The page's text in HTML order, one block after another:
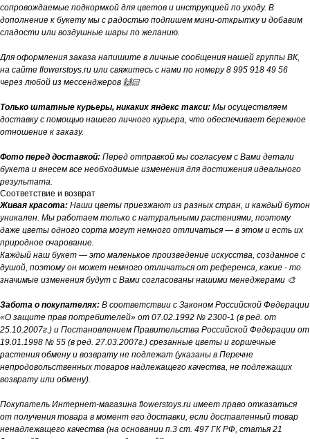
сопровождаемые подкормкой для цветов и инструкцией по уходу. В
дополнение к букету мы с радостью подпишем мини-открытку и добавим
сладости или воздушные шары по желанию.
Для оформления заказа напишите в личные сообщения нашей группы ВК,
на сайте flowerstoys.ru или свяжитесь с нами по номеру 8 995 918 49 56
через любой из мессенджеров 🙌🏻
Только штатные курьеры, никаких яндекс такси: Мы осуществляем
доставку с помощью нашего личного курьера, что обеспечивает бережное
отношение к заказу.
Фото перед доставкой: Перед отправкой мы согласуем с Вами детали
букета и внесем все необходимые изменения для достижения идеального
результата.
Соответствие и возврат
Живая красота: Наши цветы приезжают из разных стран, и каждый бутон
уникален. Мы работаем только с натуральными растениями, поэтому
даже цветы одного сорта могут немного отличаться — в этом и есть их
природное очарование.
Каждый наш букет — это маленькое произведение искусства, созданное с
душой, поэтому он может немного отличаться от референса, какие - то
значимые изменения будут с Вами согласованы нашими менеджерами 🎨
Забота о покупателях: В соответствии с Законом Российской Федерации
«О защите прав потребителей» от 07.02.1992 № 2300-1 (в ред. от
25.10.2007г.) и Постановлением Правительства Российской Федерации от
19.01.1998 № 55 (в ред. 27.03.2007г.) срезанные цветы и горшечные
растения обмену и возврату не подлежат (указаны в Перечне
непродовольственных товаров надлежащего качества, не подлежащих
возврату или обмену).
Покупатель Интернет-магазина flowerstoys.ru имеет право отказаться
от получения товара в момент его доставки, если доставленный товар
ненадлежащего качества (на основании п.3 ст. 497 ГК РФ, статья 21